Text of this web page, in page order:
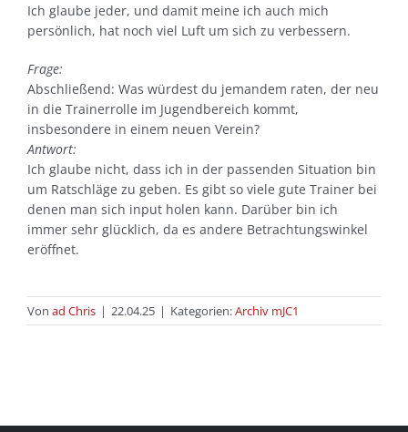
Ich glaube jeder, und damit meine ich auch mich
persönlich, hat noch viel Luft um sich zu verbessern.
Frage:
Abschließend: Was würdest du jemandem raten, der neu
in die Trainerrolle im Jugendbereich kommt,
insbesondere in einem neuen Verein?
Antwort:
Ich glaube nicht, dass ich in der passenden Situation bin
um Ratschläge zu geben. Es gibt so viele gute Trainer bei
denen man sich input holen kann. Darüber bin ich
immer sehr glücklich, da es andere Betrachtungswinkel
eröffnet.
Von ad Chris | 22.04.25 | Kategorien:Archiv mJC1